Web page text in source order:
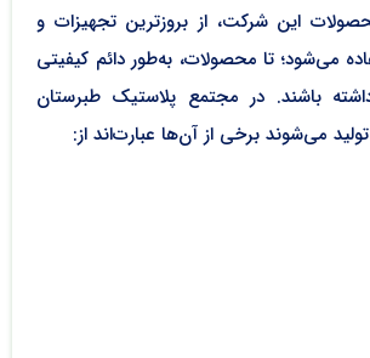
این شرکت، از بروزترین تجهیزات و
می‌شود؛ تا محصولات، به‌طور دائم کیفیتی
باشند. در مجتمع پلاستیک طبرستان
می‌شوند برخی از آن‌ها عبارت‌اند از: